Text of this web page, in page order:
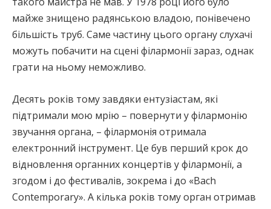
майже знищено радянською владою, понівечено
більшість труб. Саме частину цього органу слухачі
можуть побачити на сцені філармонії зараз, однак
грати на ньому неможливо.
Десять років тому завдяки ентузіастам, які
підтримали мою мрію – повернути у філармонію
звучання органа, – філармонія отримала
електронний інструмент. Це був перший крок до
відновлення органних концертів у філармонії, а
згодом і до фестивалів, зокрема і до «Bach
Contemporary». А кілька років тому орган отримав